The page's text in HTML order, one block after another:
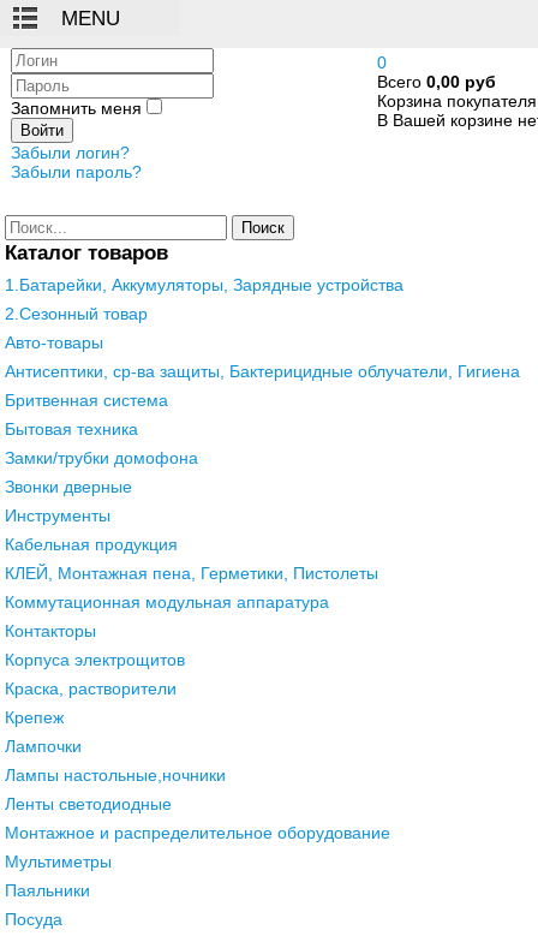
0
Всего 0,00 руб
Корзина покупателя
В Вашей корзине
Логин
Пароль
Запомнить меня
Войти
Забыли логин?
Забыли пароль?
Поиск
Каталог товаров
1.Батарейки, Аккумуляторы, Зарядные устройства
2.Сезонный товар
Авто-товары
Антисептики, ср-ва защиты, Бактерицидные облучатели, Гигиена
Бритвенная система
Бытовая техника
Замки/трубки домофона
Звонки дверные
Инструменты
Кабельная продукция
КЛЕЙ, Монтажная пена, Герметики, Пистолеты
Коммутационная модульная аппаратура
Контакторы
Корпуса электрощитов
Краска, растворители
Крепеж
Лампочки
Лампы настольные,ночники
Ленты светодиодные
Монтажное и распределительное оборудование
Мультиметры
Паяльники
Посуда